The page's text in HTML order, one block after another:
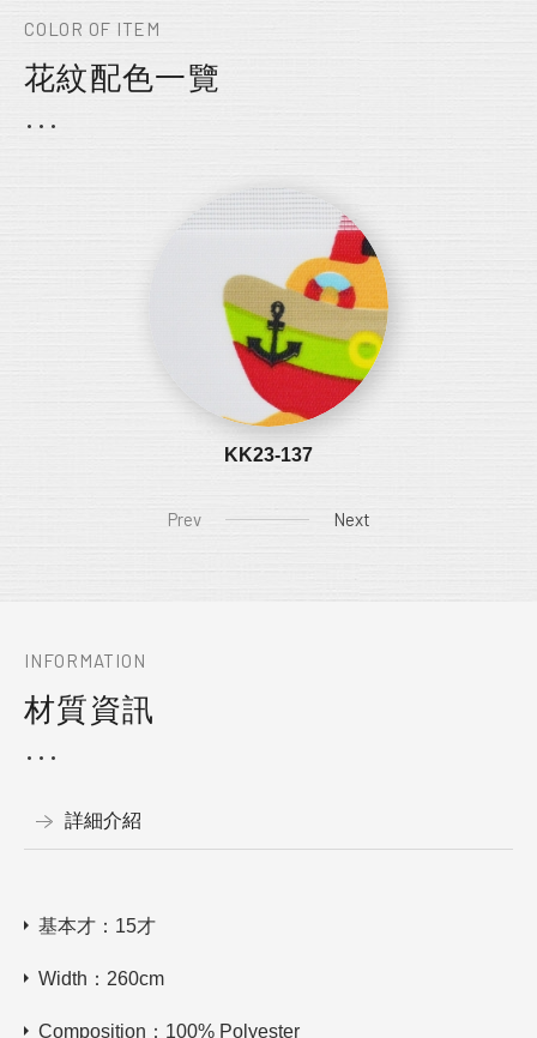
COLOR OF ITEM
花紋配色一覽
KK23-137
Prev Next
INFORMATION
材質資訊
詳細介紹
基本才：15才
Width：260cm
Composition：100% Polyester